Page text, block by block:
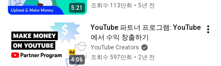
5:21
조회수 113만회 • 5년 전
4:06
YouTube 파트너 프로그램: YouTube
에서 수익 창출하기
YouTube Creators
조회수 597만회 • 2년 전